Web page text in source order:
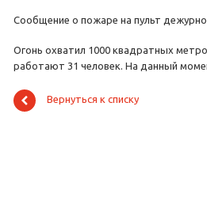
Сообщение о пожаре на пульт
Огонь охватил 1000 квадратных
работают 31 человек. На данный
Вернуться к списку